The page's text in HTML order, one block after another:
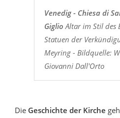
Venedig - Chiesa di
Giglio Altar im Stil des
Statuen der
Meyring - Bildquelle:
Giovanni Dall'Orto
Die Geschichte der Kirche